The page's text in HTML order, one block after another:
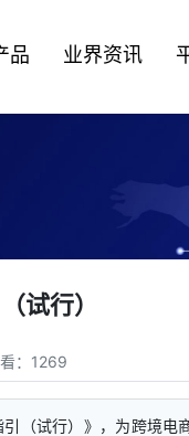
品 业界资讯
试行）
： 1269
（试行）》，为跨境电